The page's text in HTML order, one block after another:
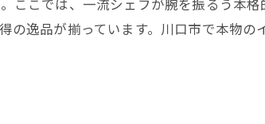
タレストラン
ここでは、一流シェフが腕を振るう本格
逸品が揃っています。川口市で本物の